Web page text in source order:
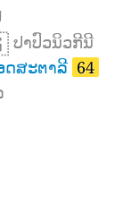
ປາປົວນິວກີນີ
ດສະຕາລີ 64